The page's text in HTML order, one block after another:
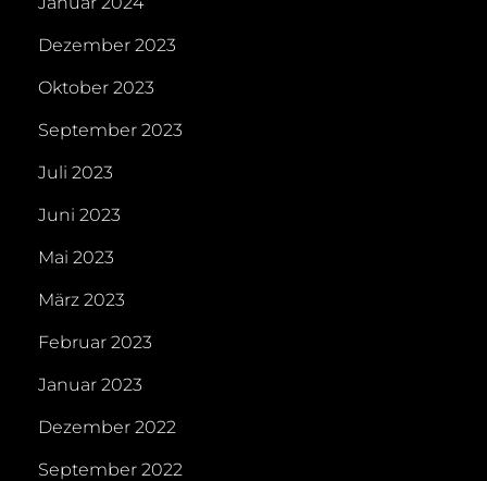
Dezember 2023
Oktober 2023
September 2023
Juli 2023
Juni 2023
Mai 2023
März 2023
Februar 2023
Januar 2023
Dezember 2022
September 2022